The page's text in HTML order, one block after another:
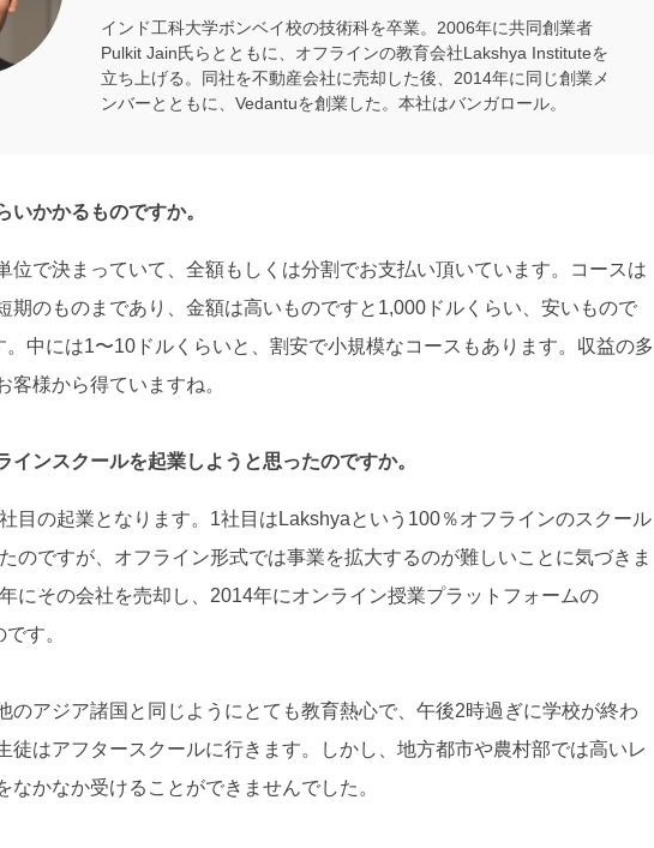
インド工科大学ボンベイ校の技術科を卒業。2006年に共同創業者
Pulkit Jain氏らとともに、オフラインの教育会社Lakshya Instituteを
立ち上げる。同社を不動産会社に売却した後、2014年に同じ創業メ
ンバーとともに、Vedantuを創業した。本社はバンガロール。
かかるものですか。
で決まっていて、全額もしくは分割でお支払い頂いています。コースは
期のものまであり、金額は高いものですと1,000ドルくらい、安いもので
。中には1〜10ドルくらいと、割安で小規模なコースもあります。収益の多
客様から得ていますね。
ンスクールを起業しようと思ったのですか。
目の起業となります。1社目はLakshyaという100％オフラインのスクール
のですが、オフライン形式では事業を拡大するのが難しいことに気づきま
にその会社を売却し、2014年にオンライン授業プラットフォームの
す。
アジア諸国と同じようにとても教育熱心で、午後2時過ぎに学校が終わ
徒はアフタースクールに行きます。しかし、地方都市や農村部では高いレ
なかなか受けることができませんでした。